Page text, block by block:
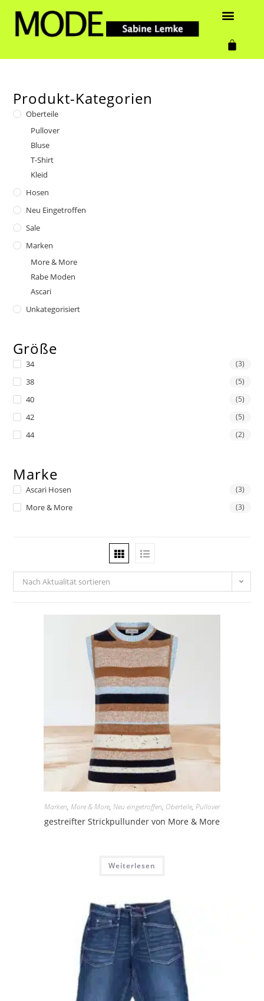
Produkt-Kategorien
Oberteile
Pullover
Bluse
T-Shirt
Kleid
Hosen
Neu Eingetroffen
Sale
Marken
More & More
Rabe Moden
Ascari
Unkategorisiert
Größe
34 (3)
38 (5)
40 (5)
42 (5)
44 (2)
Marke
Ascari Hosen (3)
More & More (3)
Nach Aktualität sortieren
Marken, More & More, Neu eingetroffen, Oberteile, Pullover
gestreifter Strickpullunder von More & More
Weiterlesen